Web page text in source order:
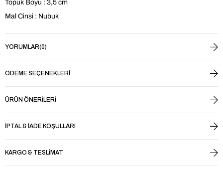
Topuk Boyu : 3,5 cm
Mal Cinsi : Nubuk
YORUMLAR(0)
ÖDEME SEÇENEKLERI
ÜRÜN ÖNERILERI
İPTAL & İADE KOŞULLARI
KARGO & TESLIMAT